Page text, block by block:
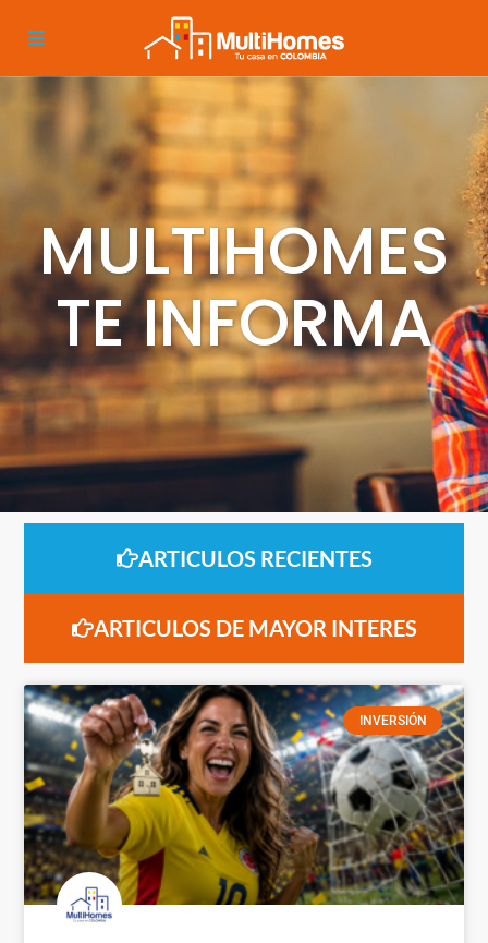
MULTIHOMES
TE INFORMA
ARTICULOS RECIENTES
ARTICULOS DE MAYOR INTERES
INVERSIÓN